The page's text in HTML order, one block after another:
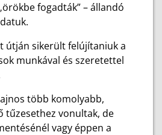
fogadták” – állandó
útján sikerült felújítaniuk a
munkával és szeretettel
több komolyabb,
tűzesethez vonultak, de
vagy éppen a